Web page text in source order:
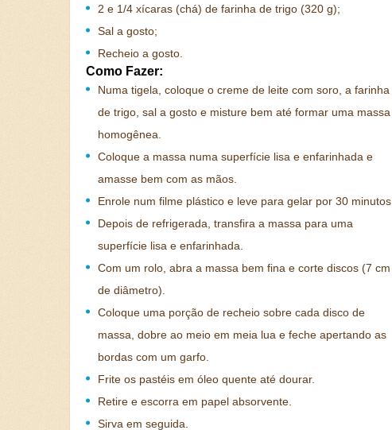
2 e 1/4 xícaras (chá) de farinha de trigo (320 g);
Sal a gosto;
Recheio a gosto.
Como Fazer:
Numa tigela, coloque o creme de leite com soro, a farinha
de trigo, sal a gosto e misture bem até formar uma massa
homogênea.
Coloque a massa numa superfície lisa e enfarinhada e
amasse bem com as mãos.
Enrole num filme plástico e leve para gelar por 30 minutos.
Depois de refrigerada, transfira a massa para uma
superfície lisa e enfarinhada.
Com um rolo, abra a massa bem fina e corte discos (7 cm
de diâmetro).
Coloque uma porção de recheio sobre cada disco de
massa, dobre ao meio em meia lua e feche apertando as
bordas com um garfo.
Frite os pastéis em óleo quente até dourar.
Retire e escorra em papel absorvente.
Sirva em seguida.